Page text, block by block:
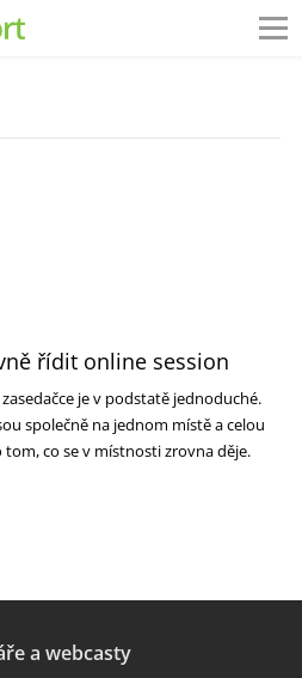
řídit online session
je v podstatě jednoduché.
společně na jednom místě a celou
co se v místnosti zrovna děje.
a webcasty